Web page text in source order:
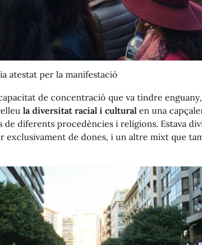
atestat per la manifestació
de concentració que va tindre
la diversitat racial i cultural en una
de diferents procedències i religions. Estava
exclusivament de dones, i un altre mixt que